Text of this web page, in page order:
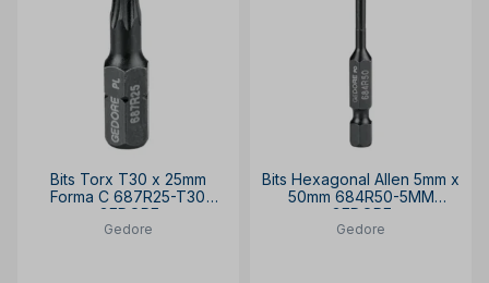
Bits Torx T30 x 25mm
Forma C 687R25-T30
GEDORE
Gedore
Bits Hexagonal Allen 5mm x
50mm 684R50-5MM
GEDORE
Gedore